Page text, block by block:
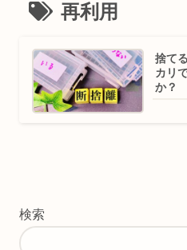
再利用
捨て
カリ
か？
検索